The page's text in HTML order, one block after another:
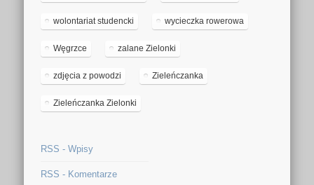
wolontariat studencki wycieczka rowerowa
Węgrzce zalane Zielonki
zdjęcia z powodzi Zieleńczanka
Zieleńczanka Zielonki
RSS - Wpisy
RSS - Komentarze